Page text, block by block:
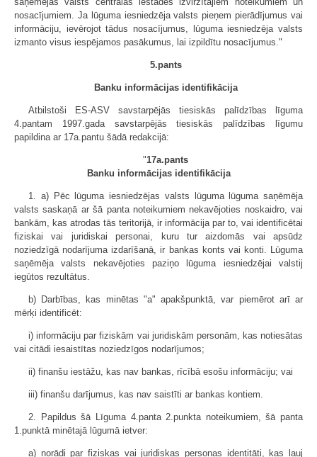
nosacījumiem. Ja lūguma iesniedzēja valsts pieņem pierādījumus vai
informāciju, ievērojot tādus nosacījumus, lūguma iesniedzēja valsts
izmanto visus iespējamos pasākumus, lai izpildītu nosacījumus."
5.pants
Banku informācijas identifikācija
Atbilstoši ES-ASV savstarpējās tiesiskās palīdzības līguma
4.pantam 1997.gada savstarpējās tiesiskās palīdzības līgumu
papildina ar 17a.pantu šādā redakcijā:
"17a.pants
Banku informācijas identifikācija
1. a) Pēc lūguma iesniedzējas valsts lūguma lūguma saņēmēja
valsts saskaņā ar šā panta noteikumiem nekavējoties noskaidro, vai
bankām, kas atrodas tās teritorijā, ir informācija par to, vai identificētai
fiziskai vai juridiskai personai, kuru tur aizdomās vai apsūdz
noziedzīgā nodarījuma izdarīšanā, ir bankas konts vai konti. Lūguma
saņēmēja valsts nekavējoties paziņo lūguma iesniedzējai valstij
iegūtos rezultātus.
b) Darbības, kas minētas "a" apakšpunktā, var piemērot arī ar
mērķi identificēt:
i) informāciju par fiziskām vai juridiskām personām, kas notiesātas
vai citādi iesaistītas noziedzīgos nodarījumos;
ii) finanšu iestāžu, kas nav bankas, rīcībā esošu informāciju; vai
iii) finanšu darījumus, kas nav saistīti ar bankas kontiem.
2. Papildus šā Līguma 4.panta 2.punkta noteikumiem, šā panta
1.punktā minētajā lūgumā ietver:
a) norādi par fiziskas vai juridiskas personas identitāti, kas ļauj